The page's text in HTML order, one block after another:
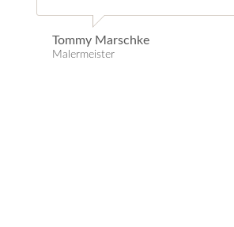
Tommy Marschke
Malermeister